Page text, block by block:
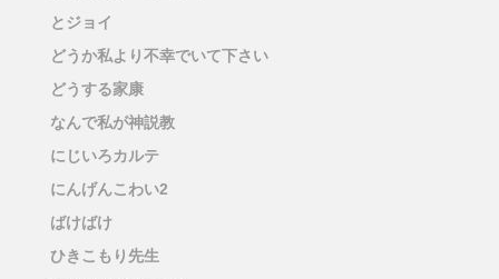
とジョイ
どうか私より不幸でいて下さい
どうする家康
なんで私が神説教
にじいろカルテ
にんげんこわい2
ばけばけ
ひきこもり先生